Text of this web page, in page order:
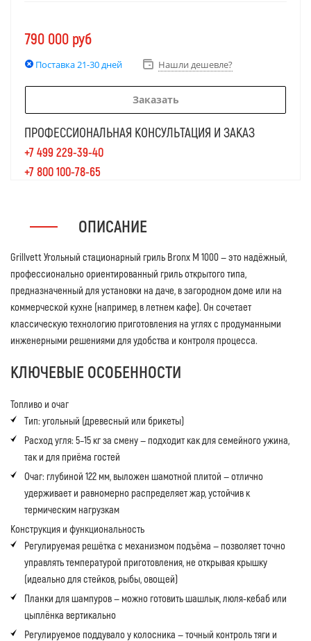
790 000 руб
Поставка 21-30 дней Нашли дешевле?
Заказать
ПРОФЕССИОНАЛЬНАЯ КОНСУЛЬТАЦИЯ И ЗАКАЗ
+7 499 229-39-40
+7 800 100-78-65
ОПИСАНИЕ
Grillvett Угольный стационарный гриль Bronx M 1000 — это надёжный,
профессионально ориентированный гриль открытого типа,
предназначенный для установки на даче, в загородном доме или на
коммерческой кухне (например, в летнем кафе). Он сочетает
классическую технологию приготовления на углях с продуманными
инженерными решениями для удобства и контроля процесса.
КЛЮЧЕВЫЕ ОСОБЕННОСТИ
Топливо и очаг
Тип: угольный (древесный или брикеты)
Расход угля: 5–15 кг за смену — подходит как для семейного ужина,
так и для приёма гостей
Очаг: глубиной 122 мм, выложен шамотной плитой — отлично
удерживает и равномерно распределяет жар, устойчив к
термическим нагрузкам
Конструкция и функциональность
Регулируемая решётка с механизмом подъёма — позволяет точно
управлять температурой приготовления, не открывая крышку
(идеально для стейков, рыбы, овощей)
Планки для шампуров — можно готовить шашлык, люля-кебаб или
цыплёнка вертикально
Регулируемое поддувало у колосника — точный контроль тяги и